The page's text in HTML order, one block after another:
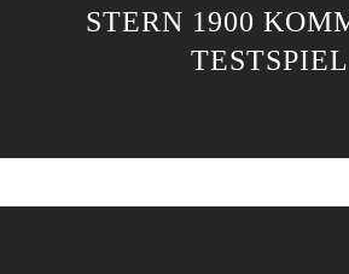
STERN 1900
TESTSPIEL